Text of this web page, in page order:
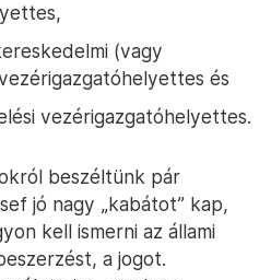
(vagy
és
vezérigazgatóhelyettes.
beszéltünk pár
jó nagy „kabátot” kap,
kell ismerni az állami
a jogot.